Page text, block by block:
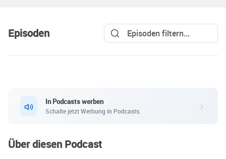
Episoden
In Podcasts werben
Schalte jetzt Werbung in Podcasts.
Über diesen Podcast